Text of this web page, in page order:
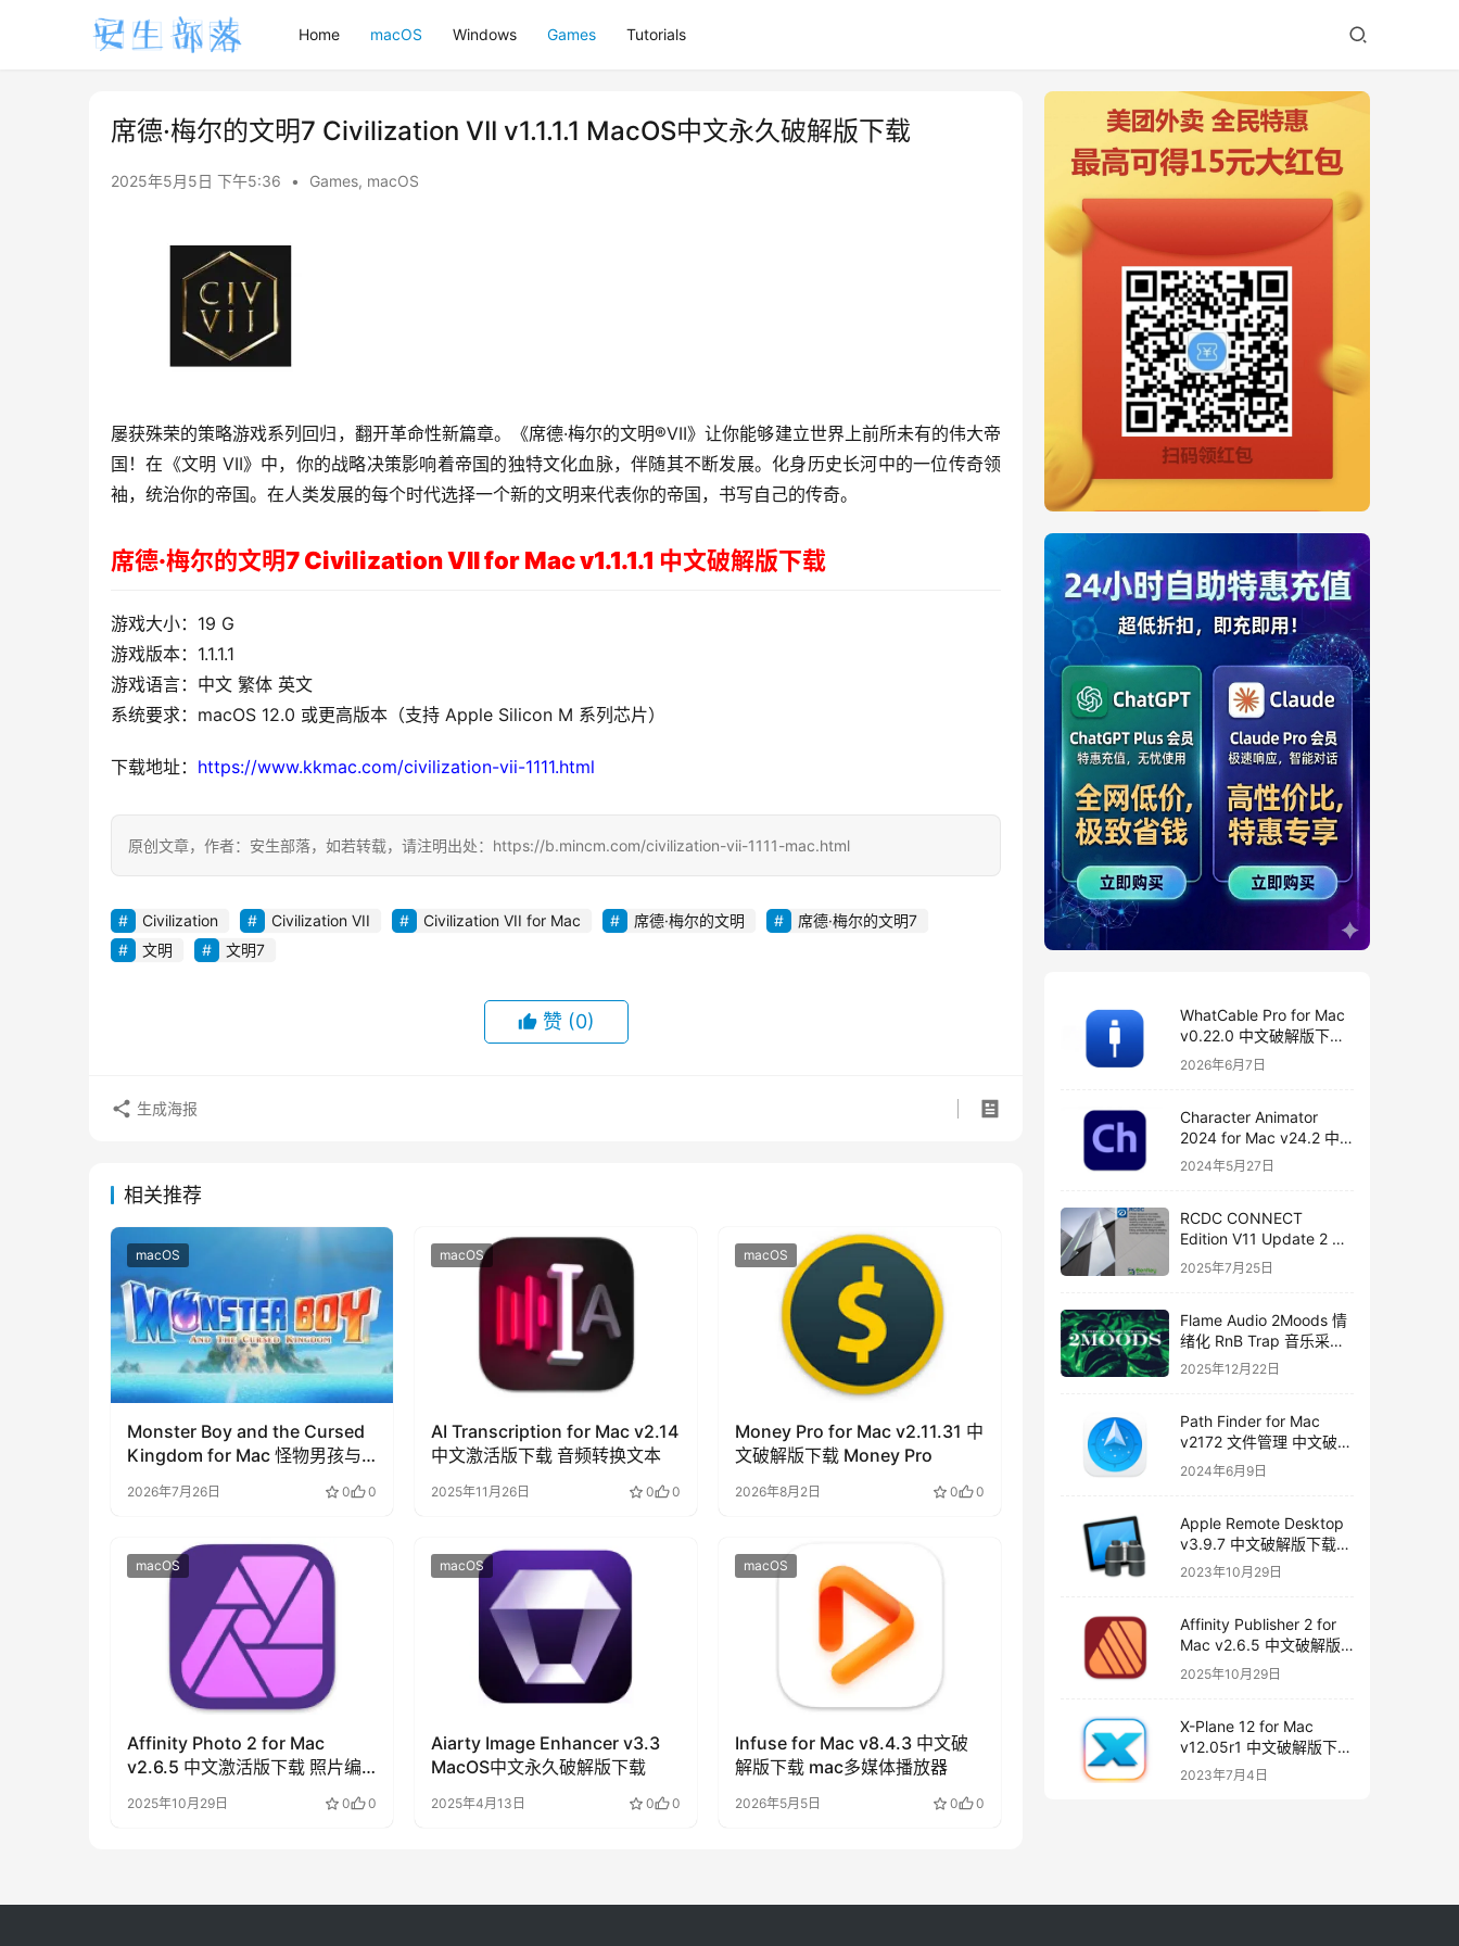
Home macOS Windows Games Tutorials
席德·梅尔的文明7 Civilization VII v1.1.1.1 MacOS中文永久破解版下载
2025年5月5日 下午5:36 • Games, macOS
屡获殊荣的策略游戏系列回归，翻开革命性新篇章。《席德·梅尔的文明®VII》让你能够建立世界上前所未有的伟大帝
国！在《文明 VII》中，你的战略决策影响着帝国的独特文化血脉，伴随其不断发展。化身历史长河中的一位传奇领
袖，统治你的帝国。在人类发展的每个时代选择一个新的文明来代表你的帝国，书写自己的传奇。
席德·梅尔的文明7 Civilization VII for Mac v1.1.1.1 中文破解版下载
游戏大小：19 G
游戏版本：1.1.1.1
游戏语言：中文 繁体 英文
系统要求：macOS 12.0 或更高版本（支持 Apple Silicon M 系列芯片）
下载地址： https://www.kkmac.com/civilization-vii-1111.html
原创文章，作者：安生部落，如若转载，请注明出处：https://b.mincm.com/civilization-vii-1111-mac.html
Civilization Civilization VII Civilization VII for Mac 席德·梅尔的文明
席德·梅尔的文明7
文明
文明7
赞 (0)
生成海报
相关推荐
macOS
Monster Boy and the Cursed
Kingdom for Mac 怪物男孩与
被诅咒的王国
2026年7月26日 0 0
macOS
AI Transcription for Mac v2.14
中文激活版下载 音频转换文本
2025年11月26日 0 0
macOS
Money Pro for Mac v2.11.31 中
文破解版下载 Money Pro
2026年8月2日 0 0
macOS
Affinity Photo 2 for Mac
v2.6.5 中文激活版下载 照片编
2025年10月29日 0 0
macOS
Aiarty Image Enhancer v3.3
MacOS中文永久破解版下载
2025年4月13日 0 0
macOS
Infuse for Mac v8.4.3 中文破
解版下载 mac多媒体播放器
2026年5月5日 0 0
WhatCable Pro for Mac
v0.22.0 中文破解版下载
USB-C 诊断工具
2026年6月7日
Character Animator
2024 for Mac v24.2 中
文破解版下载
2024年5月27日
RCDC CONNECT
Edition V11 Update 2 破
解版下载 crack
2025年7月25日
Flame Audio 2Moods 情
绪化 RnB Trap 音乐采样
与分轨套装
2025年12月22日
Path Finder for Mac
v2172 文件管理 中文破解
版下载
2024年6月9日
Apple Remote Desktop
v3.9.7 中文破解版下载
远程桌面
2023年10月29日
Affinity Publisher 2 for
Mac v2.6.5 中文破解版
下载 页面布局和设计
2025年10月29日
X-Plane 12 for Mac
v12.05r1 中文破解版下载
飞行模拟器
2023年7月4日